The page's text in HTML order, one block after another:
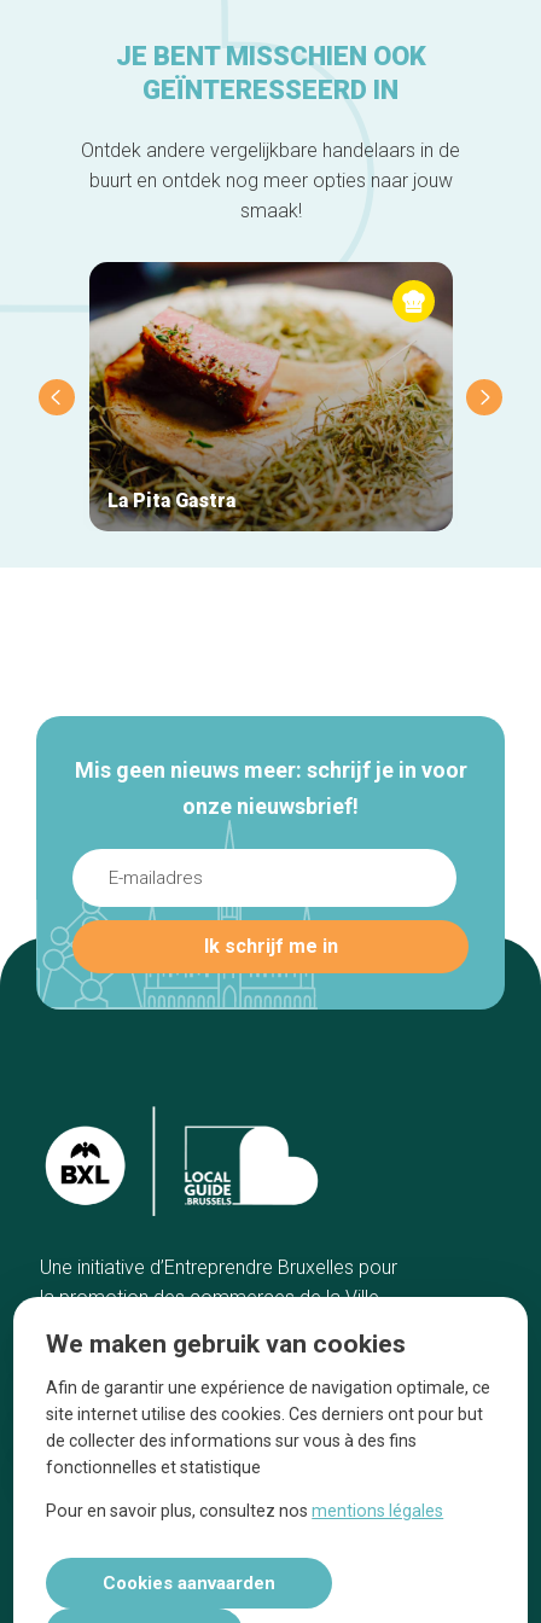
JE BENT MISSCHIEN OOK
GEÏNTERESSEERD IN
Ontdek andere vergelijkbare handelaars in de
buurt en ontdek nog meer opties naar jouw
smaak!
La Pita Gastra
Mis geen nieuws meer: schrijf je in voor
onze nieuwsbrief!
Une initiative d’Entreprendre Bruxelles pour
la promotion des commerces de la Ville
Home
De beste adressen
Blog
Winkelwijken
Tops 10
De ambachtslieden
Over ons
Ze praten over ons!
kennisgevingen
We maken gebruik van cookies
Afin de garantir une expérience de navigation optimale, ce
site internet utilise des cookies. Ces derniers ont pour but
de collecter des informations sur vous à des fins
fonctionnelles et statistique
Pour en savoir plus, consultez nosmentions légales
Cookies aanvaarden